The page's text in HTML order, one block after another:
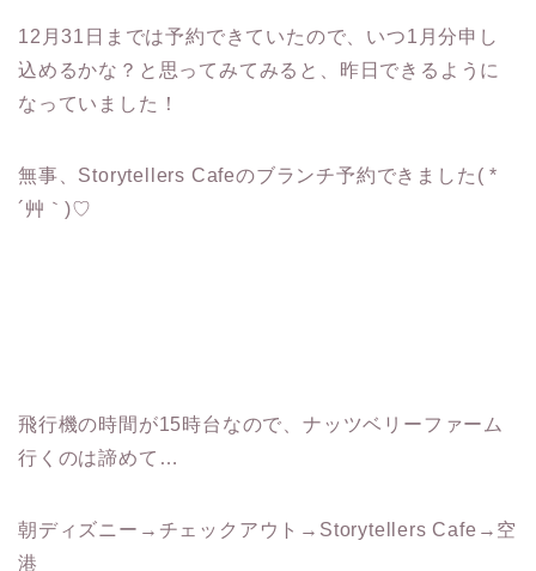
12月31日までは予約できていたので、いつ1月分申し
込めるかな？と思ってみてみると、昨日できるように
なっていました！
無事、Storytellers Cafeのブランチ予約できました( *
´艸｀)♡
飛行機の時間が15時台なので、ナッツベリーファーム
行くのは諦めて…
朝ディズニー→チェックアウト→Storytellers Cafe→空
港